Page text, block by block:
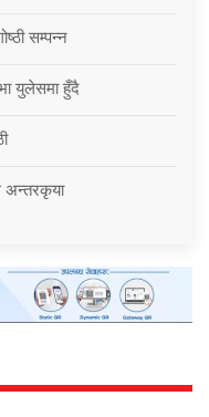
सम्पन्न
युलेसमा हुँदै
अन्तरकृया